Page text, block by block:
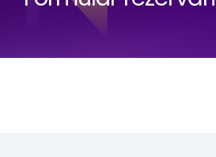
LOCALIZARE
GALERIE FOTO